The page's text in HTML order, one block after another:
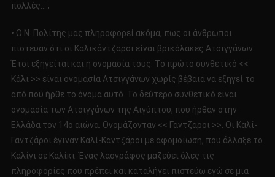
πολλές….;
• Ο Ν. Πολίτης μας πληροφορεί ακόμα, πως οι άνθρωποι
πίστευαν ότι οι Καλικάντζαροι είναι βρικόλακες Ατσιγγάνων.
Έτσι εξηγείται και η ονομασία τους. Το πρώτο συνθετικό <<
Κάλι >> είναι ονομασία Ατσιγγάνων χωρίς βέβαια να εξηγεί το
από πού ήρθε το όνομα αυτό. Το δεύτερο συνθετικό είναι
ονομασία των Ατσιγγάνων της Αιγύπτου, που ήρθαν στην
Ελλάδα τον 14ο αιώνα. Ονομάζονταν << Γαντζάροι >>. Οι Καλί-
Γαντζάροι έγιναν Καλί-Καντζάροι με αφομοίωση, που άλλαξε το
Καλίγι σε Καλίκι. Ένας λαογράφος μαζεύει όλες τις
πληροφορίες που πρέπει και καταλήγει πιστεύω εγώ σε μια